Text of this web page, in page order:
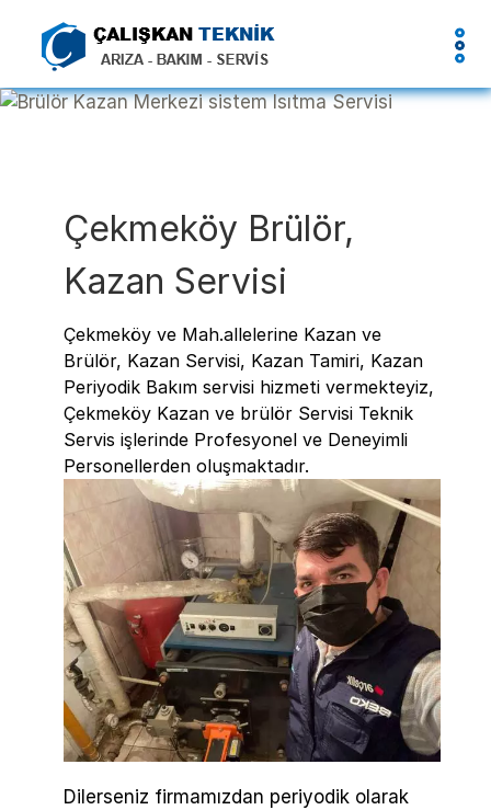
Çekmeköy Brülör,
Kazan Servisi
Çekmeköy ve Mah.allelerine Kazan ve
Brülör, Kazan Servisi, Kazan Tamiri, Kazan
Periyodik Bakım servisi hizmeti vermekteyiz,
Çekmeköy Kazan ve brülör Servisi Teknik
Servis işlerinde Profesyonel ve Deneyimli
Personellerden oluşmaktadır.
Dilerseniz firmamızdan periyodik olarak